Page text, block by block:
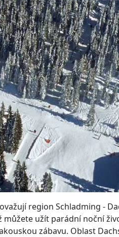
region Schladming -
užít parádní noční
zábavu. Oblast